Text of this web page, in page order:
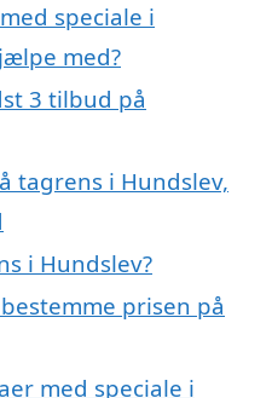
speciale i
med?
3 tilbud på
tagrens i Hundslev,
i Hundslev?
prisen på
med speciale i